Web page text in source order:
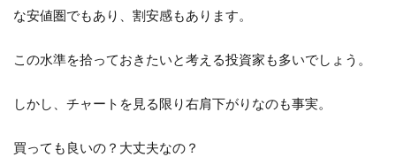
な安値圏でもあり、割安感もあります。
この水準を拾っておきたいと考える投資家も多いでしょう。
しかし、チャートを見る限り右肩下がりなのも事実。
買っても良いの？大丈夫なの？